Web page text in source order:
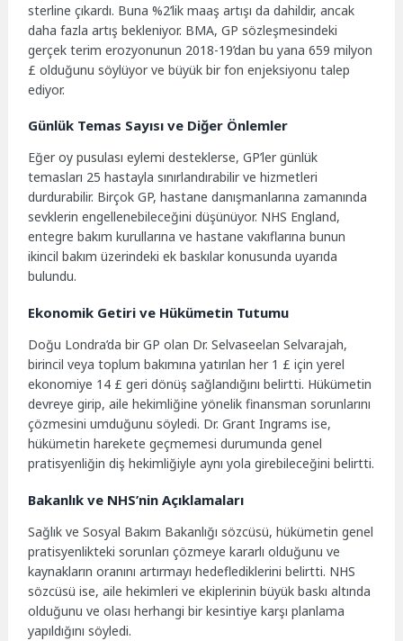
sterline çıkardı. Buna %2’lik maaş artışı da dahildir, ancak
daha fazla artış bekleniyor. BMA, GP sözleşmesindeki
gerçek terim erozyonunun 2018-19’dan bu yana 659 milyon
£ olduğunu söylüyor ve büyük bir fon enjeksiyonu talep
ediyor.
Günlük Temas Sayısı ve Diğer Önlemler
Eğer oy pusulası eylemi desteklerse, GP’ler günlük
temasları 25 hastayla sınırlandırabilir ve hizmetleri
durdurabilir. Birçok GP, hastane danışmanlarına zamanında
sevklerin engellenebileceğini düşünüyor. NHS England,
entegre bakım kurullarına ve hastane vakıflarına bunun
ikincil bakım üzerindeki ek baskılar konusunda uyarıda
bulundu.
Ekonomik Getiri ve Hükümetin Tutumu
Doğu Londra’da bir GP olan Dr. Selvaseelan Selvarajah,
birincil veya toplum bakımına yatırılan her 1 £ için yerel
ekonomiye 14 £ geri dönüş sağlandığını belirtti. Hükümetin
devreye girip, aile hekimliğine yönelik finansman sorunlarını
çözmesini umduğunu söyledi. Dr. Grant Ingrams ise,
hükümetin harekete geçmemesi durumunda genel
pratisyenliğin diş hekimliğiyle aynı yola girebileceğini belirtti.
Bakanlık ve NHS’nin Açıklamaları
Sağlık ve Sosyal Bakım Bakanlığı sözcüsü, hükümetin genel
pratisyenlikteki sorunları çözmeye kararlı olduğunu ve
kaynakların oranını artırmayı hedeflediklerini belirtti. NHS
sözcüsü ise, aile hekimleri ve ekiplerinin büyük baskı altında
olduğunu ve olası herhangi bir kesintiye karşı planlama
yapıldığını söyledi.